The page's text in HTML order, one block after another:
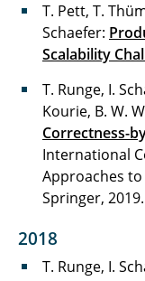
T. Pett, T.
Schaefer:
Scalability
T. Runge, I.
Kourie, B. W.
Correctness-
International
Approaches to
Springer, 2019.
2018
T. Runge, I.